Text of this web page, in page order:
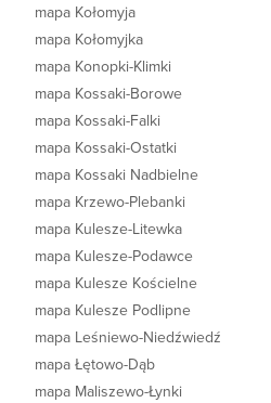
mapa Kołomyja
mapa Kołomyjka
mapa Konopki-Klimki
mapa Kossaki-Borowe
mapa Kossaki-Falki
mapa Kossaki-Ostatki
mapa Kossaki Nadbielne
mapa Krzewo-Plebanki
mapa Kulesze-Litewka
mapa Kulesze-Podawce
mapa Kulesze Kościelne
mapa Kulesze Podlipne
mapa Leśniewo-Niedźwiedź
mapa Łętowo-Dąb
mapa Maliszewo-Łynki